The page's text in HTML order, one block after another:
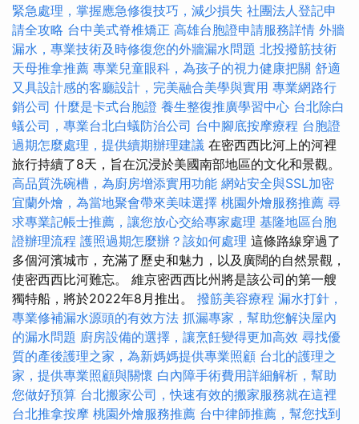
緊急處理，掌握應急修復技巧，減少損失 社團法人登記申
請全攻略 台中美式脊椎矯正 高雄台胞證申請服務詳情 外牆
漏水，專業技術及時修復您的外牆漏水問題 北投撥筋技術
天母推拿推薦 專業兒童眼科，為孩子的視力健康把關 舒適
又具設計感的客廳設計，完美融合美學與實用 專業網路行
銷公司 什麼是卡式台胞證 養生整復推廣學習中心 台北除白
蟻公司，專業台北白蟻防治公司 台中腳底按摩療程 台胞證
過期怎麼處理，提供續期辦理建議 在密西西比河上的河裡
旅行持續了8天，旨在沉浸於美國南部地區的文化和景觀。
高品質洗碗槽，為廚房增添實用功能 網站安全與SSL加密
宜蘭外燴，為當地聚會帶來美味選擇 桃園外燴服務推薦 尋
求專業記帳士推薦，讓您放心交給專家處理 基隆地區台胞
證辦理流程 護照過期怎麼辦？該如何處理 這條路線穿過了
多個河濱城市，充滿了歷史和魅力，以及廣闊的自然景觀，
使密西西比河難忘。 維京密西西比州將是該公司的第一艘
獨特船，將於2022年8月推出。 撥筋美容療程 漏水打針，
專業修補漏水源頭的有效方法 抓漏專家，幫助您解決屋內
的漏水問題 廚房設備的選擇，讓烹飪變得更加高效 尋找優
質的產後護理之家，為新媽媽提供專業照顧 台北的護理之
家，提供專業照顧與關懷 白內障手術費用詳細解析，幫助
您做好預算 台北搬家公司，快速有效的搬家服務就在這裡
台北推拿按摩 桃園外燴服務推薦 台中律師推薦，幫您找到